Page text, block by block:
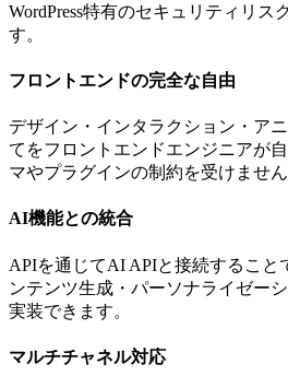
WordPress特有のセキュリティリス
す。
フロントエンドの完全な自由
デザイン・インタラクション・ア
てをフロントエンドエンジニアが
マやプラグインの制約を受けません
AI機能との統合
APIを通じてAI APIと接続すること
ンテンツ生成・パーソナライゼー
実装できます。
マルチチャネル対応